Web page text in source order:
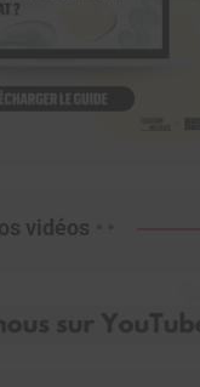
vidéos